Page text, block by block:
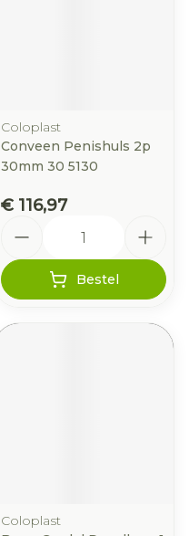
Coloplast
Conveen Penishuls 2p
30mm 30 5130
€ 116,97
Bestel
Coloplast